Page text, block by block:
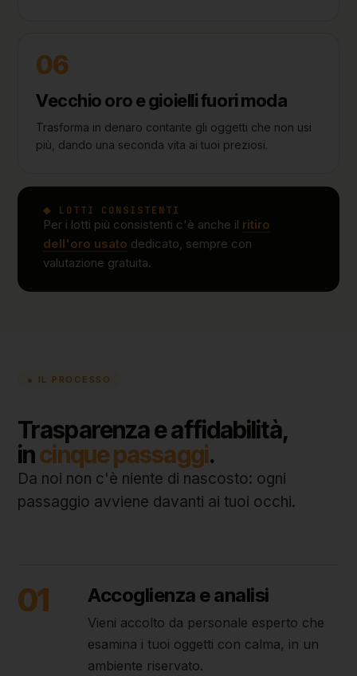
06
Vecchio oro e gioielli fuori moda
Trasforma in denaro contante gli oggetti che non usi
più, dando una seconda vita ai tuoi preziosi.
◆ LOTTI CONSISTENTI
Per i lotti più consistenti c'è anche il ritiro
dell'oro usato dedicato, sempre con
valutazione gratuita.
● IL PROCESSO
Trasparenza e affidabilità,
incinque passaggi.
Da noi non c'è niente di nascosto: ogni
passaggio avviene davanti ai tuoi occhi.
01 Accoglienza e analisi
Vieni accolto da personale esperto che
esamina i tuoi oggetti con calma, in un
ambiente riservato.